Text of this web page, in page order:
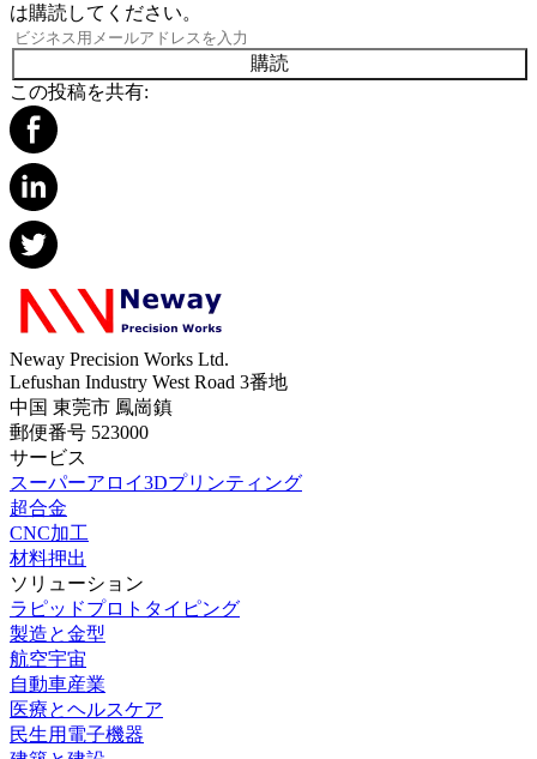
は購読してください。
購読
この投稿を共有:
Neway Precision Works Ltd.
Lefushan Industry West Road 3番地
中国 東莞市 鳳崗鎮
郵便番号 523000
サービス
スーパーアロイ3Dプリンティング
超合金
CNC加工
材料押出
ソリューション
ラピッドプロトタイピング
製造と金型
航空宇宙
自動車産業
医療とヘルスケア
民生用電子機器